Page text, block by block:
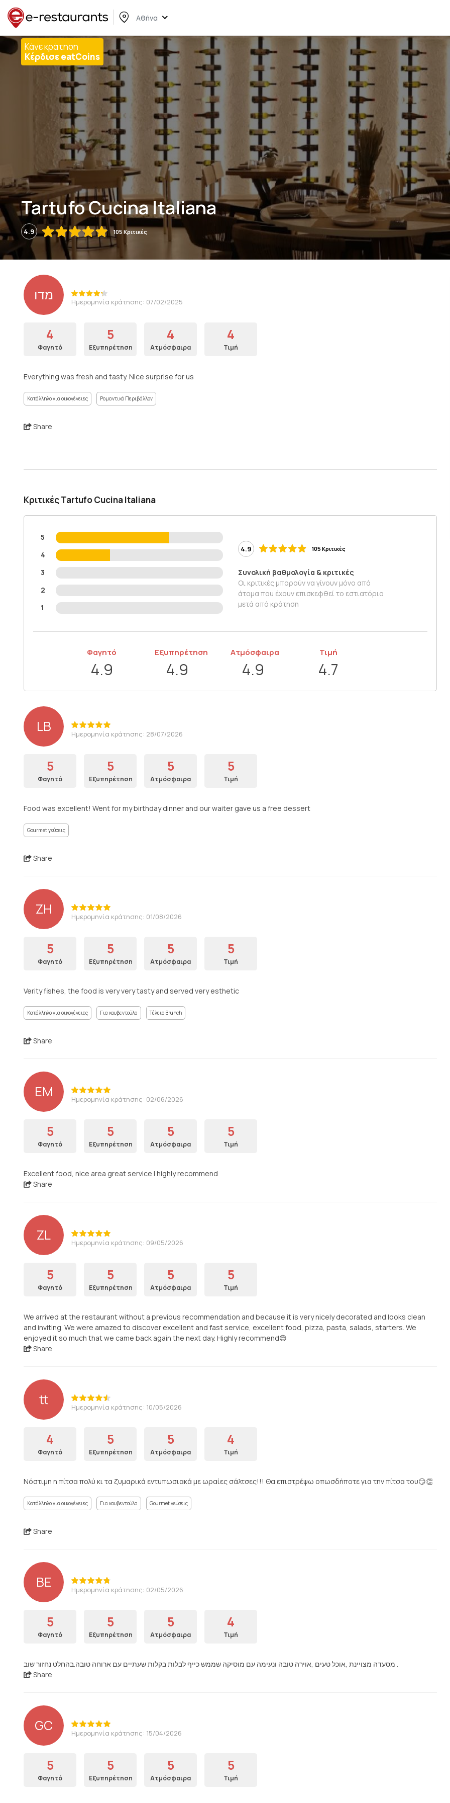
Αθήνα
Κάνε κράτηση
Κέρδισε eatCoins
Tartufo Cucina Italiana
4.9 105 Κριτικές
מדו Ημερομηνία κράτησης: 07/02/2025
4
Φαγητό
5
Εξυπηρέτηση
4
Ατμόσφαιρα
4
Τιμή
Everything was fresh and tasty. Nice surprise for us
Κατάλληλο για οικογένειες Ρομαντικό Περιβάλλον
Share
Κριτικές Tartufo Cucina Italiana
5
4
3
2
1
4.9 105 Κριτικές
Συνολική βαθμολογία & κριτικές
Οι κριτικές μπορούν να γίνουν μόνο από
άτομα που έχουν επισκεφθεί το εστιατόριο
μετά από κράτηση
Φαγητό
4.9
Εξυπηρέτηση
4.9
Ατμόσφαιρα
4.9
Τιμή
4.7
LB Ημερομηνία κράτησης: 28/07/2026
5
Φαγητό
5
Εξυπηρέτηση
5
Ατμόσφαιρα
5
Τιμή
Food was excellent! Went for my birthday dinner and our waiter gave us a free dessert
Gourmet γεύσεις
Share
ZH Ημερομηνία κράτησης: 01/08/2026
5
Φαγητό
5
Εξυπηρέτηση
5
Ατμόσφαιρα
5
Τιμή
Verity fishes, the food is very very tasty and served very esthetic
Κατάλληλο για οικογένειες Για κουβεντούλα Τέλειο Brunch
Share
EM Ημερομηνία κράτησης: 02/06/2026
5
Φαγητό
5
Εξυπηρέτηση
5
Ατμόσφαιρα
5
Τιμή
Excellent food, nice area great service I highly recommend
Share
ZL Ημερομηνία κράτησης: 09/05/2026
5
Φαγητό
5
Εξυπηρέτηση
5
Ατμόσφαιρα
5
Τιμή
We arrived at the restaurant without a previous recommendation and because it is very nicely decorated and looks clean
and inviting. We were amazed to discover excellent and fast service, excellent food, pizza, pasta, salads, starters. We
enjoyed it so much that we came back again the next day. Highly recommend😊
Share
tt Ημερομηνία κράτησης: 10/05/2026
4
Φαγητό
5
Εξυπηρέτηση
5
Ατμόσφαιρα
4
Τιμή
Νόστιμη η πίτσα πολύ κι τα ζυμαρικά εντυπωσιακά με ωραίες σάλτσες!!! Θα επιστρέψω οπωσδήποτε για την πίτσα του😏👏
Κατάλληλο για οικογένειες Για κουβεντούλα Gourmet γεύσεις
Share
BE Ημερομηνία κράτησης: 02/05/2026
5
Φαγητό
5
Εξυπηρέτηση
5
Ατμόσφαιρα
4
Τιμή
מסעדה מצויינת ,אוכל טעים ,אוירה טובה ונעימה עם מוסיקה שממש כייף לבלות בקלות שעתיים עם ארוחה טובה.בהחלט נחזור שוב .
Share
GC Ημερομηνία κράτησης: 15/04/2026
5
Φαγητό
5
Εξυπηρέτηση
5
Ατμόσφαιρα
5
Τιμή